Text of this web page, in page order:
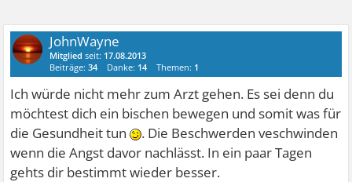
JohnWayne
Mitglied seit: 17.08.2013
Beiträge:34 Danke: 14 Themen: 1
Ich würde nicht mehr zum Arzt gehen. Es sei denn du
möchtest dich ein bischen bewegen und somit was für
die Gesundheit tun
. Die Beschwerden veschwinden
wenn die Angst davor nachlässt. In ein paar Tagen
gehts dir bestimmt wieder besser.